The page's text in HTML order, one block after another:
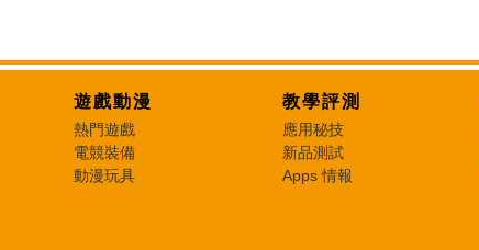
遊戲動漫
熱門遊戲
電競裝備
動漫玩具
教學評測
應用秘技
新品測試
Apps 情報